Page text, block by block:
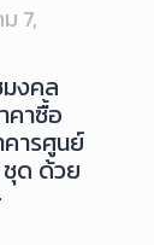
7,
มงคล
คาซื้อ
ารศูนย์
ด ด้วย